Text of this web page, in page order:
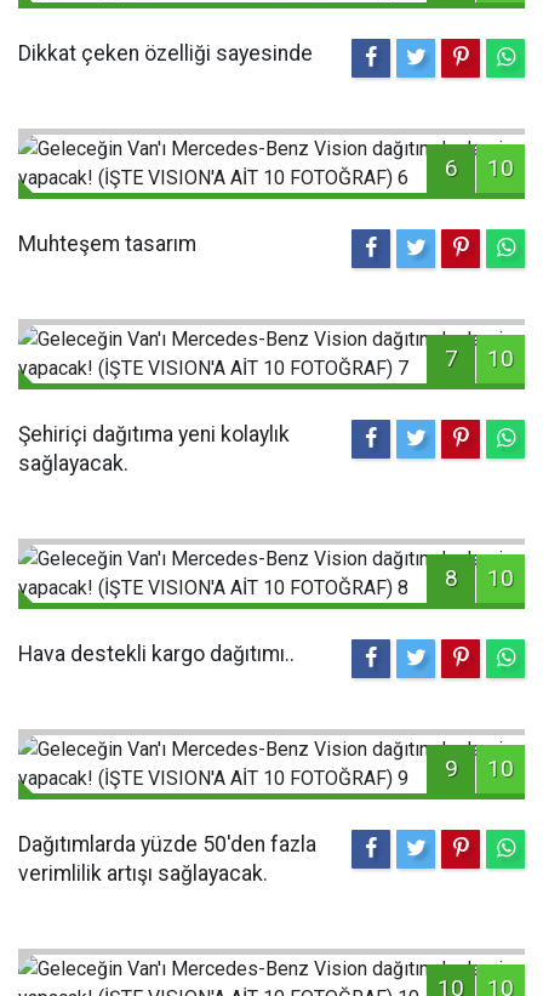
Dikkat çeken özelliği sayesinde
6 10
Muhteşem tasarım
7 10
Şehiriçi dağıtıma yeni kolaylık
sağlayacak.
8 10
Hava destekli kargo dağıtımı..
9 10
Dağıtımlarda yüzde 50'den fazla
verimlilik artışı sağlayacak.
10 10